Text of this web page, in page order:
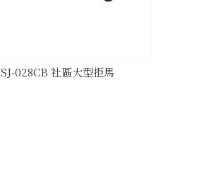
SJ-028CB 社區大型拒馬